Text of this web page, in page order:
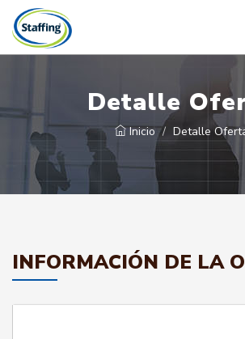
Detalle
Inicio Detalle
INFORMACIÓN DE LA